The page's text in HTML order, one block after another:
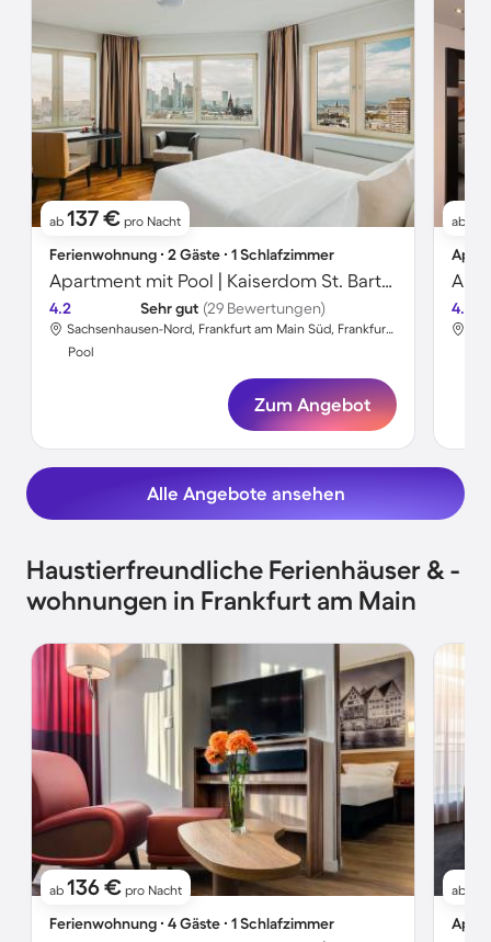
ab 137 € pro Nacht
Ferienwohnung ∙ 2 Gäste ∙ 1 Schlafzimmer
Apartment mit Pool | Kaiserdom St. Bartholomäus-Nähe | Flussblick | Perfekt für die Arbeit von Zuhause
4.2 Sehr gut (29 Bewertungen)
Sachsenhausen-Nord, Frankfurt am Main Süd, Frankfurt am Main
Pool
Zum Angebot
ab
4.4
Alle Angebote ansehen
Haustierfreundliche Ferienhäuser & -
wohnungen in Frankfurt am Main
ab 136 € pro Nacht
Ferienwohnung ∙ 4 Gäste ∙ 1 Schlafzimmer
ab